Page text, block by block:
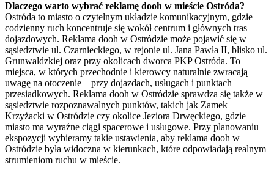
Dlaczego warto wybrać reklamę dooh w mieście Ostróda?
Ostróda to miasto o czytelnym układzie komunikacyjnym, gdzie
codzienny ruch koncentruje się wokół centrum i głównych tras
dojazdowych. Reklama dooh w Ostródzie może pojawić się w
sąsiedztwie ul. Czarnieckiego, w rejonie ul. Jana Pawła II, blisko ul.
Grunwaldzkiej oraz przy okolicach dworca PKP Ostróda. To
miejsca, w których przechodnie i kierowcy naturalnie zwracają
uwagę na otoczenie – przy dojazdach, usługach i punktach
przesiadkowych. Reklama dooh w Ostródzie sprawdza się także w
sąsiedztwie rozpoznawalnych punktów, takich jak Zamek
Krzyżacki w Ostródzie czy okolice Jeziora Drwęckiego, gdzie
miasto ma wyraźne ciągi spacerowe i usługowe. Przy planowaniu
ekspozycji wybieramy takie ustawienia, aby reklama dooh w
Ostródzie była widoczna w kierunkach, które odpowiadają realnym
strumieniom ruchu w mieście.